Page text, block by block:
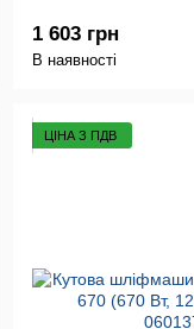
1 603 грн
В наявності
ЦІНА З ПДВ